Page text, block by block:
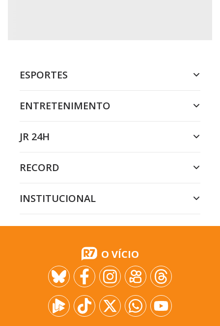
ESPORTES
ENTRETENIMENTO
JR 24H
RECORD
INSTITUCIONAL
O VÍCIO